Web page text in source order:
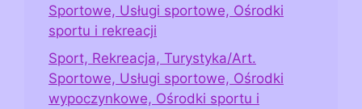
Sportowe, Usługi sportowe, Ośrodki
sportu i rekreacji
Sport, Rekreacja, Turystyka/Art.
Sportowe, Usługi sportowe, Ośrodki
wypoczynkowe, Ośrodki sportu i